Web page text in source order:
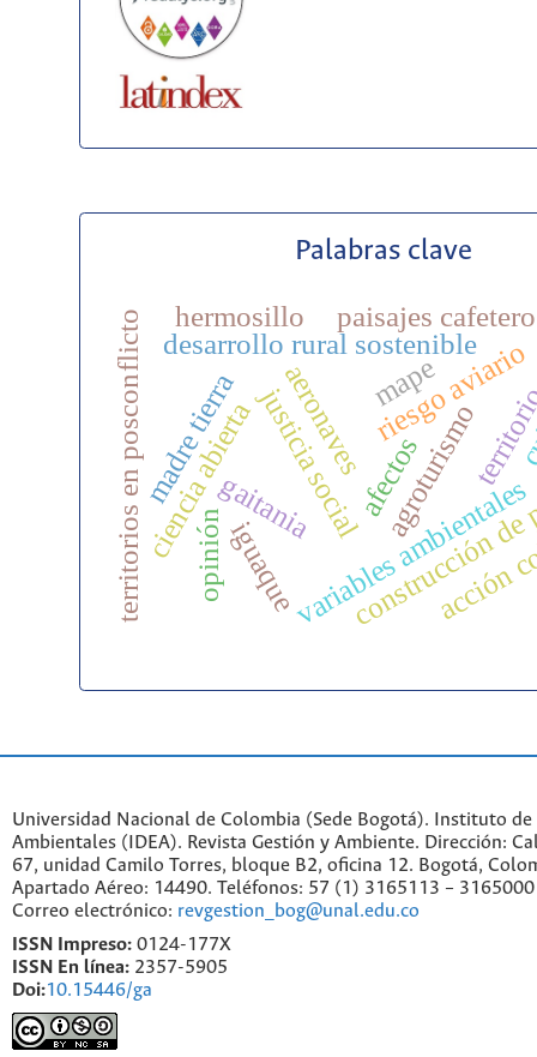
Palabras clave
variables ambientales
riesgo aviario
aeronaves
gaitania agroturismo
construcción
desarrollo rural sostenible
territorios en posconflicto paisajes
ciencia abiertajusticia socialafectos
acción
iguaque
opinión
madre tierra
hermosillo
mape
Universidad Nacional de Colombia (Sede Bogotá). Instituto de
Ambientales (IDEA). Revista Gestión y Ambiente. Dirección:
67, unidad Camilo Torres, bloque B2, oficina 12. Bogotá,
Apartado Aéreo: 14490. Teléfonos: 57 (1) 3165113 –
Correo electrónico: revgestion_bog@unal.edu.co
ISSN Impreso: 0124-177X
ISSN En línea: 2357-5905
Doi:10.15446/ga